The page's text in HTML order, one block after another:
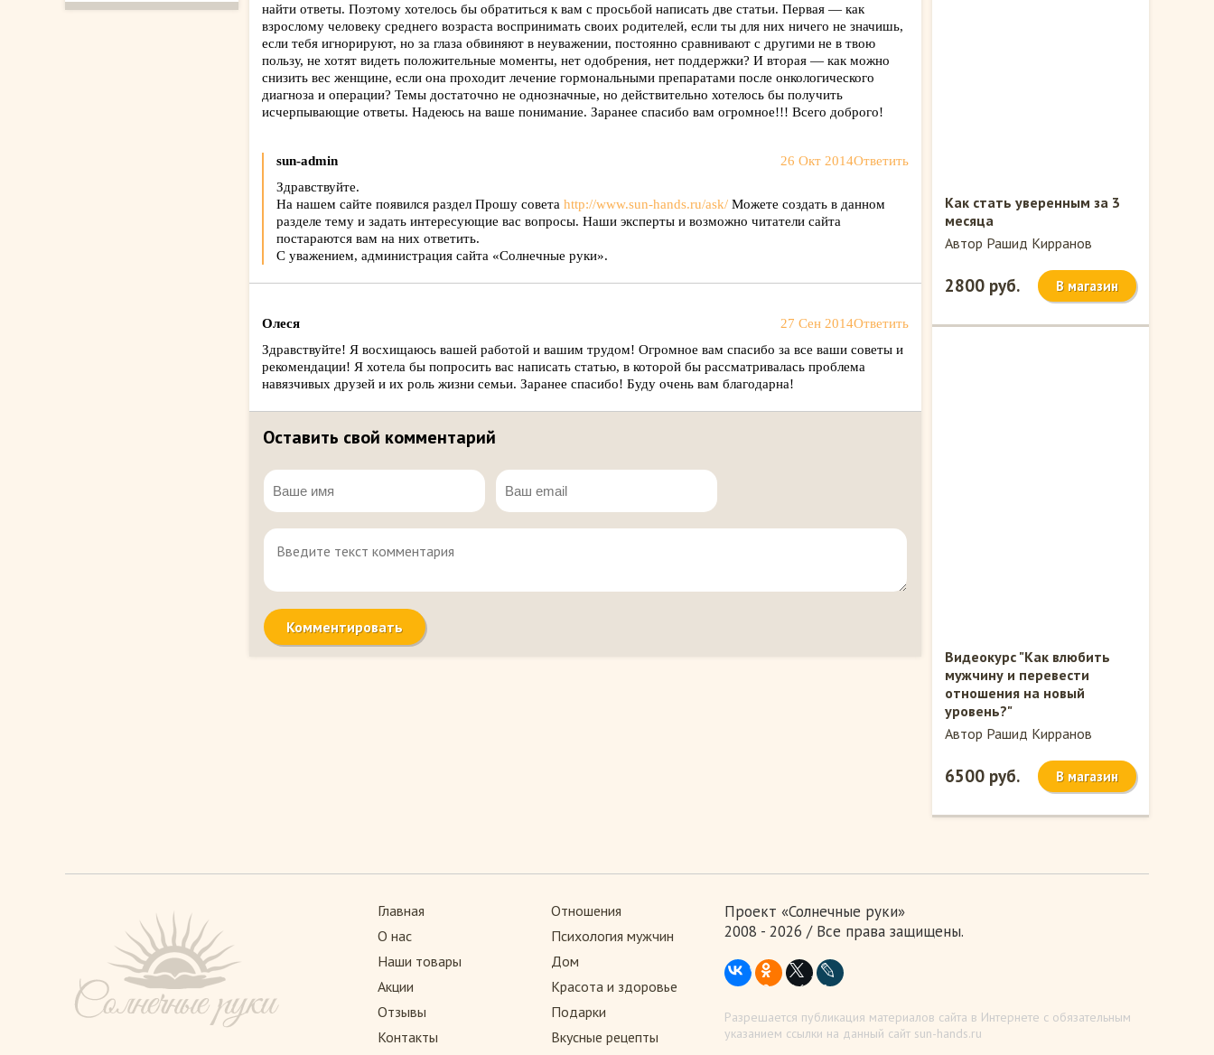
найти ответы. Поэтому хотелось бы обратиться к вам с просьбой написать две статьи. Первая — как
взрослому человеку среднего возраста воспринимать своих родителей, если ты для них ничего не значишь,
если тебя игнорируют, но за глаза обвиняют в неуважении, постоянно сравнивают с другими не в твою
пользу, не хотят видеть положительные моменты, нет одобрения, нет поддержки? И вторая — как можно
снизить вес женщине, если она проходит лечение гормональными препаратами после онкологического
диагноза и операции? Темы достаточно не однозначные, но действительно хотелось бы получить
исчерпывающие ответы. Надеюсь на ваше понимание. Заранее спасибо вам огромное!!! Всего доброго!
sun-admin 26 Окт 2014Ответить
Здравствуйте.
На нашем сайте появился раздел Прошу совета http://www.sun-hands.ru/ask/ Можете создать в данном
разделе тему и задать интересующие вас вопросы. Наши эксперты и возможно читатели сайта
постараются вам на них ответить.
С уважением, администрация сайта «Солнечные руки».
Олеся 27 Сен 2014Ответить
Здравствуйте! Я восхищаюсь вашей работой и вашим трудом! Огромное вам спасибо за все ваши советы и
рекомендации! Я хотела бы попросить вас написать статью, в которой бы рассматривалась проблема
навязчивых друзей и их роль жизни семьи. Заранее спасибо! Буду очень вам благодарна!
Оставить свой комментарий
Как стать уверенным за 3
месяца
Автор Рашид Кирранов
2800 руб. В магазин
Видеокурс "Как влюбить
мужчину и перевести
отношения на новый
уровень?"
Автор Рашид Кирранов
6500 руб. В магазин
Главная
О нас
Наши товары
Акции
Отзывы
Контакты
Отношения
Психология мужчин
Дом
Красота и здоровье
Подарки
Вкусные рецепты
Проект «Солнечные руки»
2008 - 2026 / Все права защищены.
Разрешается публикация материалов сайта в Интернете с обязательным
указанием ссылки на данный сайт sun-hands.ru